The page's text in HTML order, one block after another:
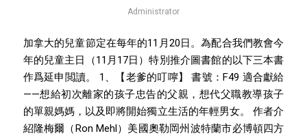
Administrator
加拿大的兒童節定在每年的11月20日。為配合我們教會今
年的兒童主日（11月17日）特別推介圖書館的以下三本書
作爲延申閲讀。 1、【老爹的叮嚀】 書號：F49 適合獻給
——想給初次離家的孩子忠告的父親，想代父職教導孩子
的單親媽媽，以及即將開始獨立生活的年輕男女。 作者介
紹隆梅爾（Ron Mehl）美國奧勒岡州波特蘭市必博頓四方